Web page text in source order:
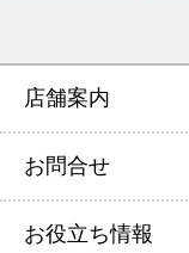
店舗案内
お問合せ
お役立ち情報